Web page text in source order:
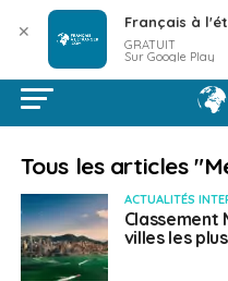
Tous les articles
ACTUALITÉS
Classement
villes les
✕ Français à
GRATUIT
Sur Google Play